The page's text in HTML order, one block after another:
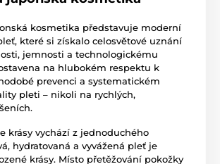
kosmetika představuje moderní
které si získalo celosvětové uznání
jemnosti a technologickému
na hlubokém respektu k
prevenci a systematickém
pleti – nikoli na rychlých,
krásy vychází z jednoduchého
hydratovaná a vyvážená pleť je
krásy. Místo přetěžování pokožky